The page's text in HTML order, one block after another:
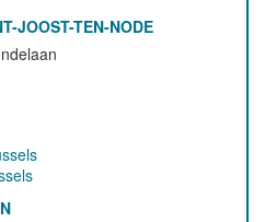
JOOST-TEN-NODE